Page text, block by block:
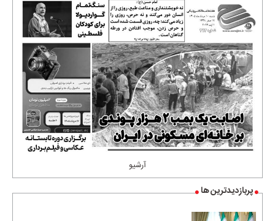
آرشیو
پربازدیدترین ها